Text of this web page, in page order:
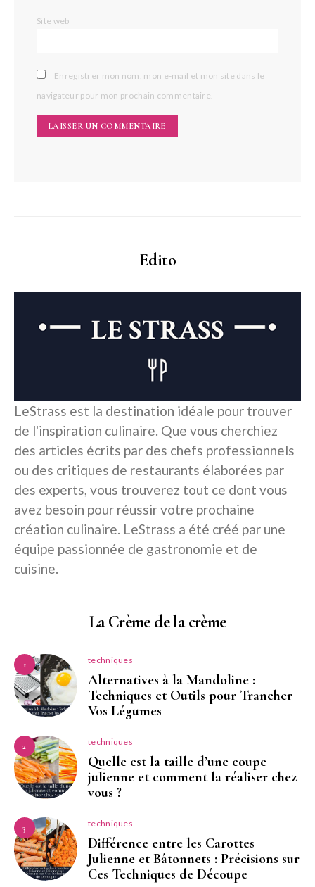
Site web
Enregistrer mon nom, mon e-mail et mon site dans le
navigateur pour mon prochain commentaire.
Edito
LeStrass est la destination idéale pour trouver
de l'inspiration culinaire. Que vous cherchiez
des articles écrits par des chefs professionnels
ou des critiques de restaurants élaborées par
des experts, vous trouverez tout ce dont vous
avez besoin pour réussir votre prochaine
création culinaire. LeStrass a été créé par une
équipe passionnée de gastronomie et de
cuisine.
La Crème de la crème
1 techniques
Alternatives à la Mandoline :
Techniques et Outils pour Trancher
Vos Légumes
2 techniques
Quelle est la taille d’une coupe
julienne et comment la réaliser chez
vous ?
3 techniques
Différence entre les Carottes
Julienne et Bâtonnets : Précisions sur
Ces Techniques de Découpe